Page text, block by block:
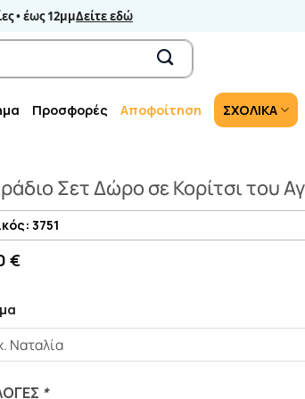
• έως 12μμΔείτε εδώ
Προσφορές Αποφοίτηση ΣΧΟΛΙΚΑ
Σετ Δώρο σε Κορίτσι του
3751
€
*